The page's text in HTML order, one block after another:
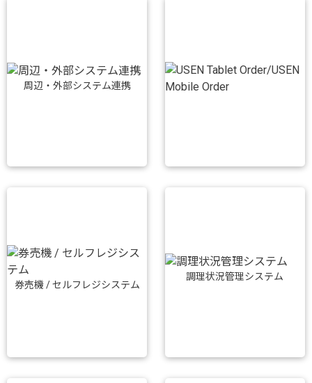
周辺・外部システム連携
券売機 / セルフレジシステム
調理状況管理システム